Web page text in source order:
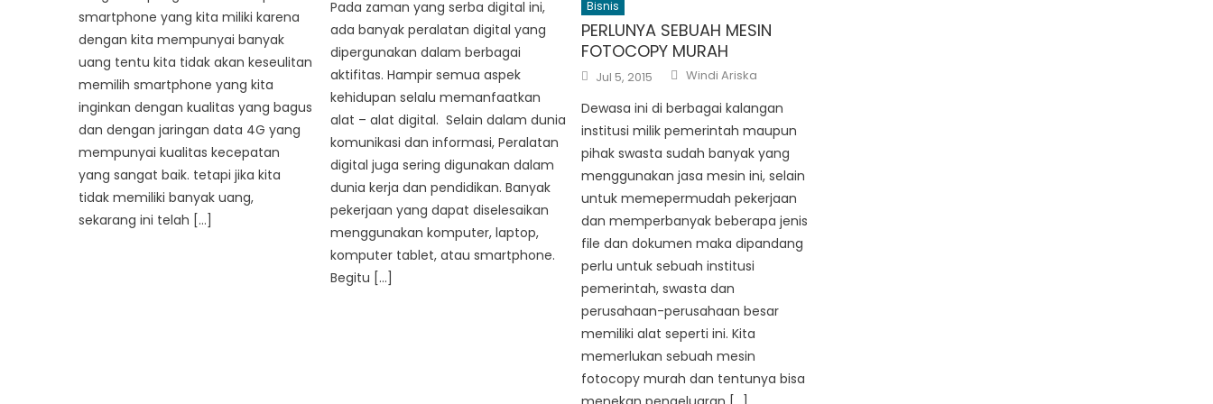
smartphone yang kita miliki karena
dengan kita mempunyai banyak
uang tentu kita tidak akan keseulitan
memilih smartphone yang kita
inginkan dengan kualitas yang bagus
dan dengan jaringan data 4G yang
mempunyai kualitas kecepatan
yang sangat baik. tetapi jika kita
tidak memiliki banyak uang,
sekarang ini telah […]
Pada zaman yang serba digital ini,
ada banyak peralatan digital yang
dipergunakan dalam berbagai
aktifitas. Hampir semua aspek
kehidupan selalu memanfaatkan
alat – alat digital. Selain dalam dunia
komunikasi dan informasi, Peralatan
digital juga sering digunakan dalam
dunia kerja dan pendidikan. Banyak
pekerjaan yang dapat diselesaikan
menggunakan komputer, laptop,
komputer tablet, atau smartphone.
Begitu […]
Bisnis
PERLUNYA SEBUAH MESIN
FOTOCOPY MURAH
Posted
on
Jul 5, 2015 Author
Windi Ariska
Dewasa ini di berbagai kalangan
institusi milik pemerintah maupun
pihak swasta sudah banyak yang
menggunakan jasa mesin ini, selain
untuk memepermudah pekerjaan
dan memperbanyak beberapa jenis
file dan dokumen maka dipandang
perlu untuk sebuah institusi
pemerintah, swasta dan
perusahaan-perusahaan besar
memiliki alat seperti ini. Kita
memerlukan sebuah mesin
fotocopy murah dan tentunya bisa